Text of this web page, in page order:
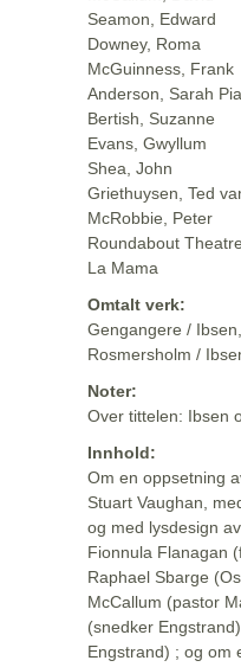
Seamon, Edward
Downey, Roma
McGuinness, Frank
Anderson, Sarah Pia
Bertish, Suzanne
Evans, Gwyllum
Shea, John
Griethuysen, Ted
McRobbie, Peter
Roundabout
La Mama
Omtalt verk:
Gengangere /
Rosmersholm /
Noter:
Over tittelen: Ibsen
Innhold:
Om en oppsetning
Stuart Vaughan,
og med lysdesign
Fionnula Flanagan
Raphael Sbarge
McCallum (pastor
(snedker
Engstrand) ; og om